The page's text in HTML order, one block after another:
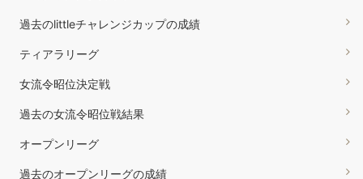
過去のlittleチャレンジカップの成績
ティアラリーグ
女流令昭位決定戦
過去の女流令昭位戦結果
オープンリーグ
過去のオープンリーグの成績